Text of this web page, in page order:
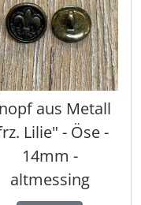
aus Metall
Lilie" - Öse -
14mm -
altmessing